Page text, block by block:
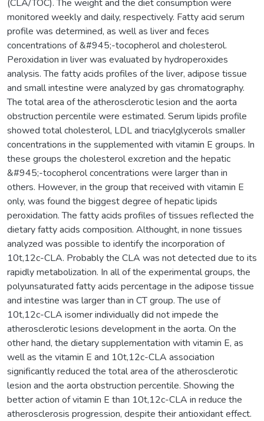
(CLA/TOC). The weight and the diet consumption were
monitored weekly and daily, respectively. Fatty acid serum
profile was determined, as well as liver and feces
concentrations of &#945;-tocopherol and cholesterol.
Peroxidation in liver was evaluated by hydroperoxides
analysis. The fatty acids profiles of the liver, adipose tissue
and small intestine were analyzed by gas chromatography.
The total area of the atherosclerotic lesion and the aorta
obstruction percentile were estimated. Serum lipids profile
showed total cholesterol, LDL and triacylglycerols smaller
concentrations in the supplemented with vitamin E groups. In
these groups the cholesterol excretion and the hepatic
&#945;-tocopherol concentrations were larger than in
others. However, in the group that received with vitamin E
only, was found the biggest degree of hepatic lipids
peroxidation. The fatty acids profiles of tissues reflected the
dietary fatty acids composition. Althought, in none tissues
analyzed was possible to identify the incorporation of
10t,12c-CLA. Probably the CLA was not detected due to its
rapidly metabolization. In all of the experimental groups, the
polyunsaturated fatty acids percentage in the adipose tissue
and intestine was larger than in CT group. The use of
10t,12c-CLA isomer individually did not impede the
atherosclerotic lesions development in the aorta. On the
other hand, the dietary supplementation with vitamin E, as
well as the vitamin E and 10t,12c-CLA association
significantly reduced the total area of the atherosclerotic
lesion and the aorta obstruction percentile. Showing the
better action of vitamin E than 10t,12c-CLA in reduce the
atherosclerosis progression, despite their antioxidant effect.